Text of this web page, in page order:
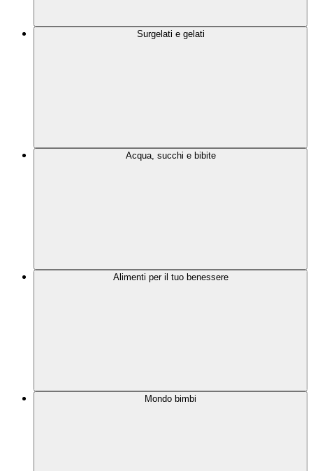
Surgelati e gelati
Acqua, succhi e bibite
Alimenti per il tuo benessere
Mondo bimbi